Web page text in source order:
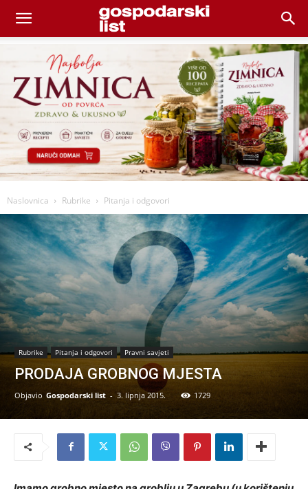
Naslovnica Rubrike Pitanja i odgovori
Rubrike Pitanja i odgovori Pravni savjeti
PRODAJA GROBNOG MJESTA
Objavio Gospodarski list - 3. lipnja 2015. 1729